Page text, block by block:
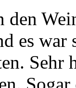
es
Sehr